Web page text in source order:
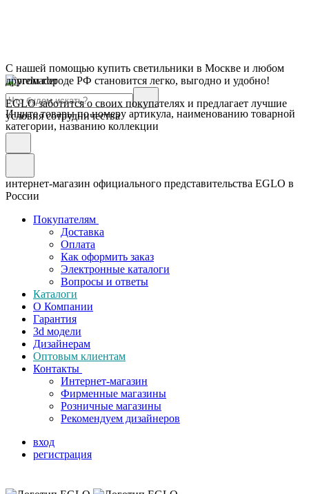
Ищите товары по номеру артикула, наименованию товарной
категории, названию коллекции
интернет-магазин официального представительства EGLO в
России
Покупателям
Доставка
Оплата
Как оформить заказ
Электронные каталоги
Вопросы и ответы
Каталоги
О Компании
Гарантия
3d модели
Дизайнерам
Оптовым клиентам
Контакты
Интернет-магазин
Фирменные магазины
Розничные магазины
Рекомендуем дизайнеров
вход
регистрация
С нашей помощью купить светильники в Москве и любом
другом городе РФ становится легко, выгодно и удобно!
EGLO заботится о своих покупателях и предлагает лучшие
условия сотрудничества